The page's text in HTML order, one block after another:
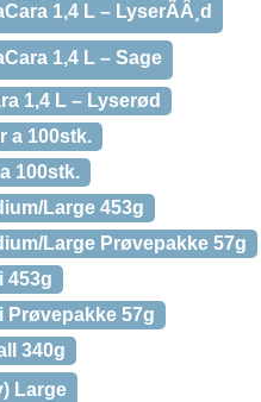
1,4 L – LyserÃÂ¸d
1,4 L – Sage
1,4 L – Lyserød
a 100stk.
100stk.
Large 453g
Large Prøvepakke 57g
453g
Prøvepakke 57g
340g
Large